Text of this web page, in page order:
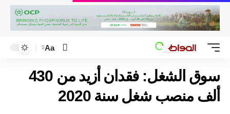
Aa
سوق الشغل: فقدان أزيد من 430
ألف منصب شغل سنة 2020